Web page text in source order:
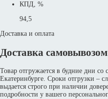
КПД, %
94,5
Доставка и оплата
Доставка самовывозом
Товар отгружается в будние дни со
Екатеринбурге. Сроки отгрузки –
выдается строго при наличии
подробности у вашего